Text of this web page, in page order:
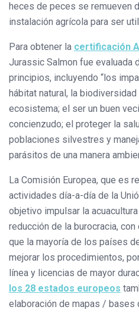
heces de peces se remueven
instalación agrícola para ser
Para obtener la certificación
Jurassic Salmon fue evaluada
principios, incluyendo “los
hábitat natural, la
ecosistema; el ser un buen
concienzudo; el proteger la
poblaciones silvestres y
parásitos de una manera
La Comisión Europea, que es
actividades día-a-día de la
objetivo impulsar la
reducción de la burocracia,
que la mayoría de los países
mejorar los procedimientos,
línea y licencias de mayor
los 28 estados europeos
elaboración de mapas /